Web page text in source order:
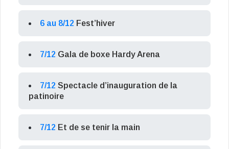
6 au 8/12 Fest’hiver
7/12 Gala de boxe Hardy Arena
7/12 Spectacle d’inauguration de la
patinoire
7/12 Et de se tenir la main